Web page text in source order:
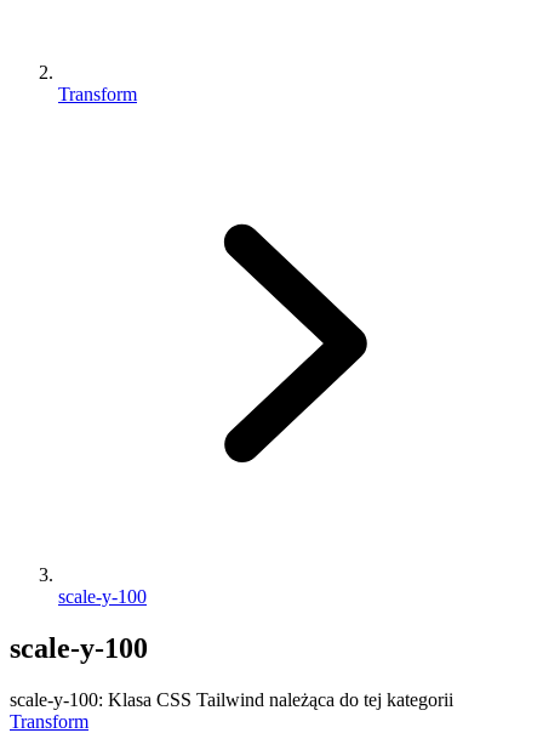
Transform
scale-y-100
scale-y-100
scale-y-100: Klasa CSS Tailwind należąca do tej kategorii
Transform